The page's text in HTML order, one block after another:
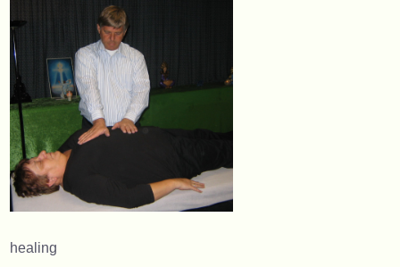
healing